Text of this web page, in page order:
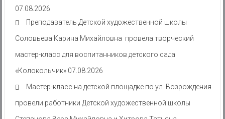
07.08.2026
Преподаватель Детской художественной школы
Соловьева Карина Михайловна провела творческий
мастер-класс для воспитанников детского сада
«Колокольчик» 07.08.2026
Мастер-класс на детской площадке по ул. Возрождения
провели работники Детской художественной школы